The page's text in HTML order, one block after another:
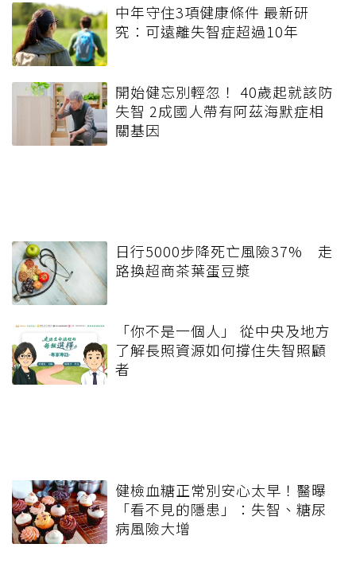
中年守住3項健康條件 最新研
究：可遠離失智症超過10年
開始健忘別輕忽！ 40歲起就該防
失智 2成國人帶有阿茲海默症相
關基因
日行5000步降死亡風險37% 走
路換超商茶葉蛋豆漿
「你不是一個人」 從中央及地方
了解長照資源如何撐住失智照顧
者
健檢血糖正常別安心太早！醫曝
「看不見的隱患」：失智、糖尿
病風險大增